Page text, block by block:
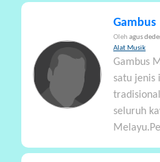
Gambus
Oleh agus
Alat Musik
Gambus
satu jenis
seluruh